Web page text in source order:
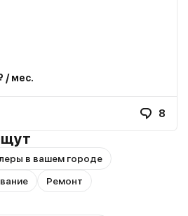
/ мес.
8
в вашем городе
Ремонт